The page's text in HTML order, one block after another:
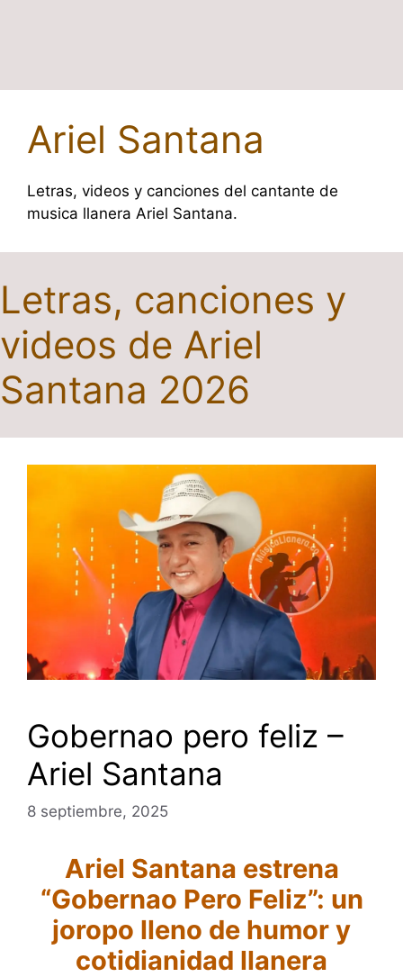
Ariel Santana
Letras, videos y canciones del cantante de
musica llanera Ariel Santana.
Letras, canciones y
videos de Ariel
Santana 2026
Gobernao pero feliz –
Ariel Santana
8 septiembre, 2025
Ariel Santana estrena
“Gobernao Pero Feliz”: un
joropo lleno de humor y
cotidianidad llanera